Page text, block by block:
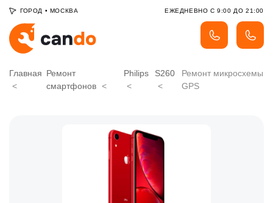
ГОРОД • МОСКВА ЕЖЕДНЕВНО С 9:00 ДО 21:00
Главная Ремонт
смартфонов
Philips S260
Ремонт микросхемы
GPS